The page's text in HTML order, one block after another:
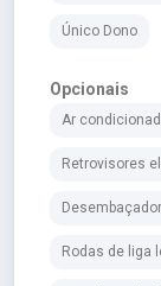
Único Dono
Opcionais
Ar
Retrovisores
Rodas de liga